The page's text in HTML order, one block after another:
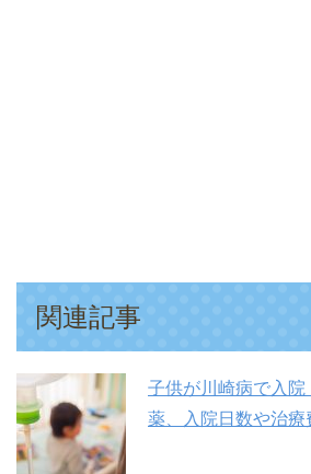
関連記事
子供が川崎病で入
薬、入院日数や治療